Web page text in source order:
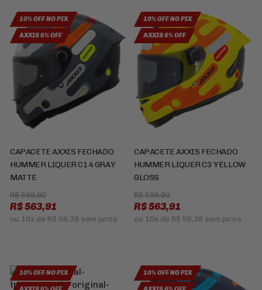
10% OFF NO PIX
AXXIS 6% OFF
CAPACETE AXXIS FECHADO
HUMMER LIQUER C14 GRAY
MATTE
R$ 599,90
R$ 563,91
ou 10x de R$ 56,39 sem juros
10% OFF NO PIX
AXXIS 6% OFF
CAPACETE AXXIS FECHADO
HUMMER LIQUER C3 YELLOW
GLOSS
R$ 599,90
R$ 563,91
ou 10x de R$ 56,39 sem juros
10% OFF NO PIX 10% OFF NO PIX